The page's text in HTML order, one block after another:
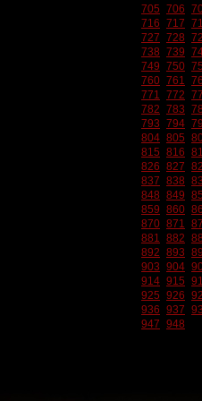
705 706
716 717
727 728
738 739
749 750
760 761
771 772
782 783
793 794
804 805
815 816
826 827
837 838
848 849
859 860
870 871
881 882
892 893
903 904
914 915
925 926
936 937
947 948